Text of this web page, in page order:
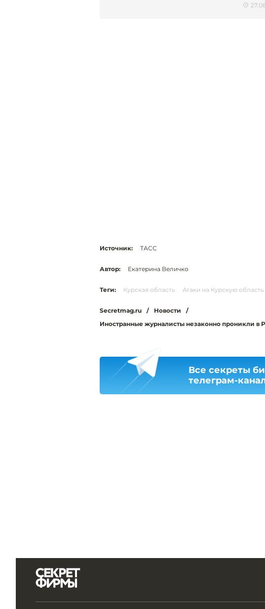
Источник: ТАСС
Автор: Екатерина Величко
Теги: Курская область Атаки на Курскую область
Secretmag.ru / Новости
/
Иностранные журналисты незаконно проникли в
Все секреты
телеграм-